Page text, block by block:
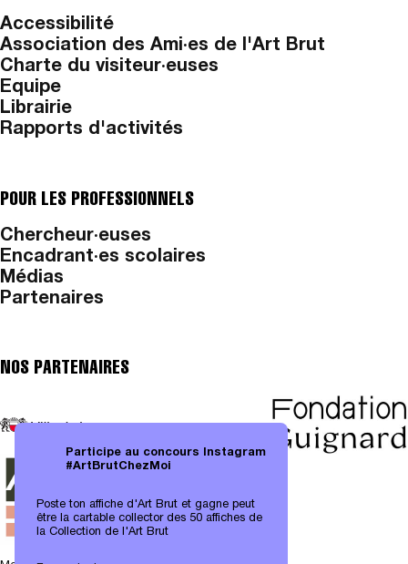
Participe au concours Instagram
#ArtBrutChezMoi
Poste ton affiche d'Art Brut et gagne peut
être la cartable collector des 50 affiches de
la Collection de l'Art Brut
Accessibilité
Association des Ami·es de l'Art Brut
Charte du visiteur·euses
Equipe
Librairie
Rapports d'activités
POUR LES PROFESSIONNELS
Chercheur·euses
Encadrant·es scolaires
Médias
Partenaires
NOS PARTENAIRES